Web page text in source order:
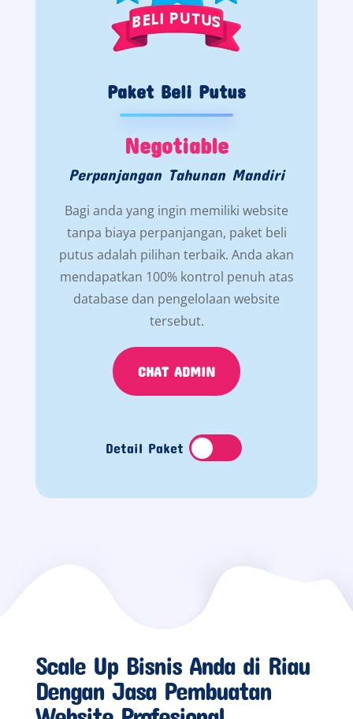
Paket Beli Putus
Negotiable
Perpanjangan Tahunan Mandiri
Bagi anda yang ingin memiliki website
tanpa biaya perpanjangan, paket beli
putus adalah pilihan terbaik. Anda akan
mendapatkan 100% kontrol penuh atas
database dan pengelolaan website
tersebut.
CHAT ADMIN
Detail Paket
Scale Up Bisnis Anda di Riau
Dengan Jasa Pembuatan